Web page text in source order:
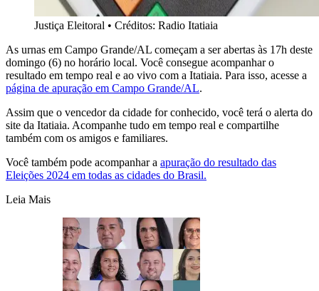
Justiça Eleitoral • Créditos: Radio Itatiaia
As urnas em Campo Grande/AL começam a ser abertas às 17h deste
domingo (6) no horário local. Você consegue acompanhar o
resultado em tempo real e ao vivo com a Itatiaia. Para isso, acesse a
página de apuração em Campo Grande/AL.
Assim que o vencedor da cidade for conhecido, você terá o alerta do
site da Itatiaia. Acompanhe tudo em tempo real e compartilhe
também com os amigos e familiares.
Você também pode acompanhar a apuração do resultado das
Eleições 2024 em todas as cidades do Brasil.
Leia Mais